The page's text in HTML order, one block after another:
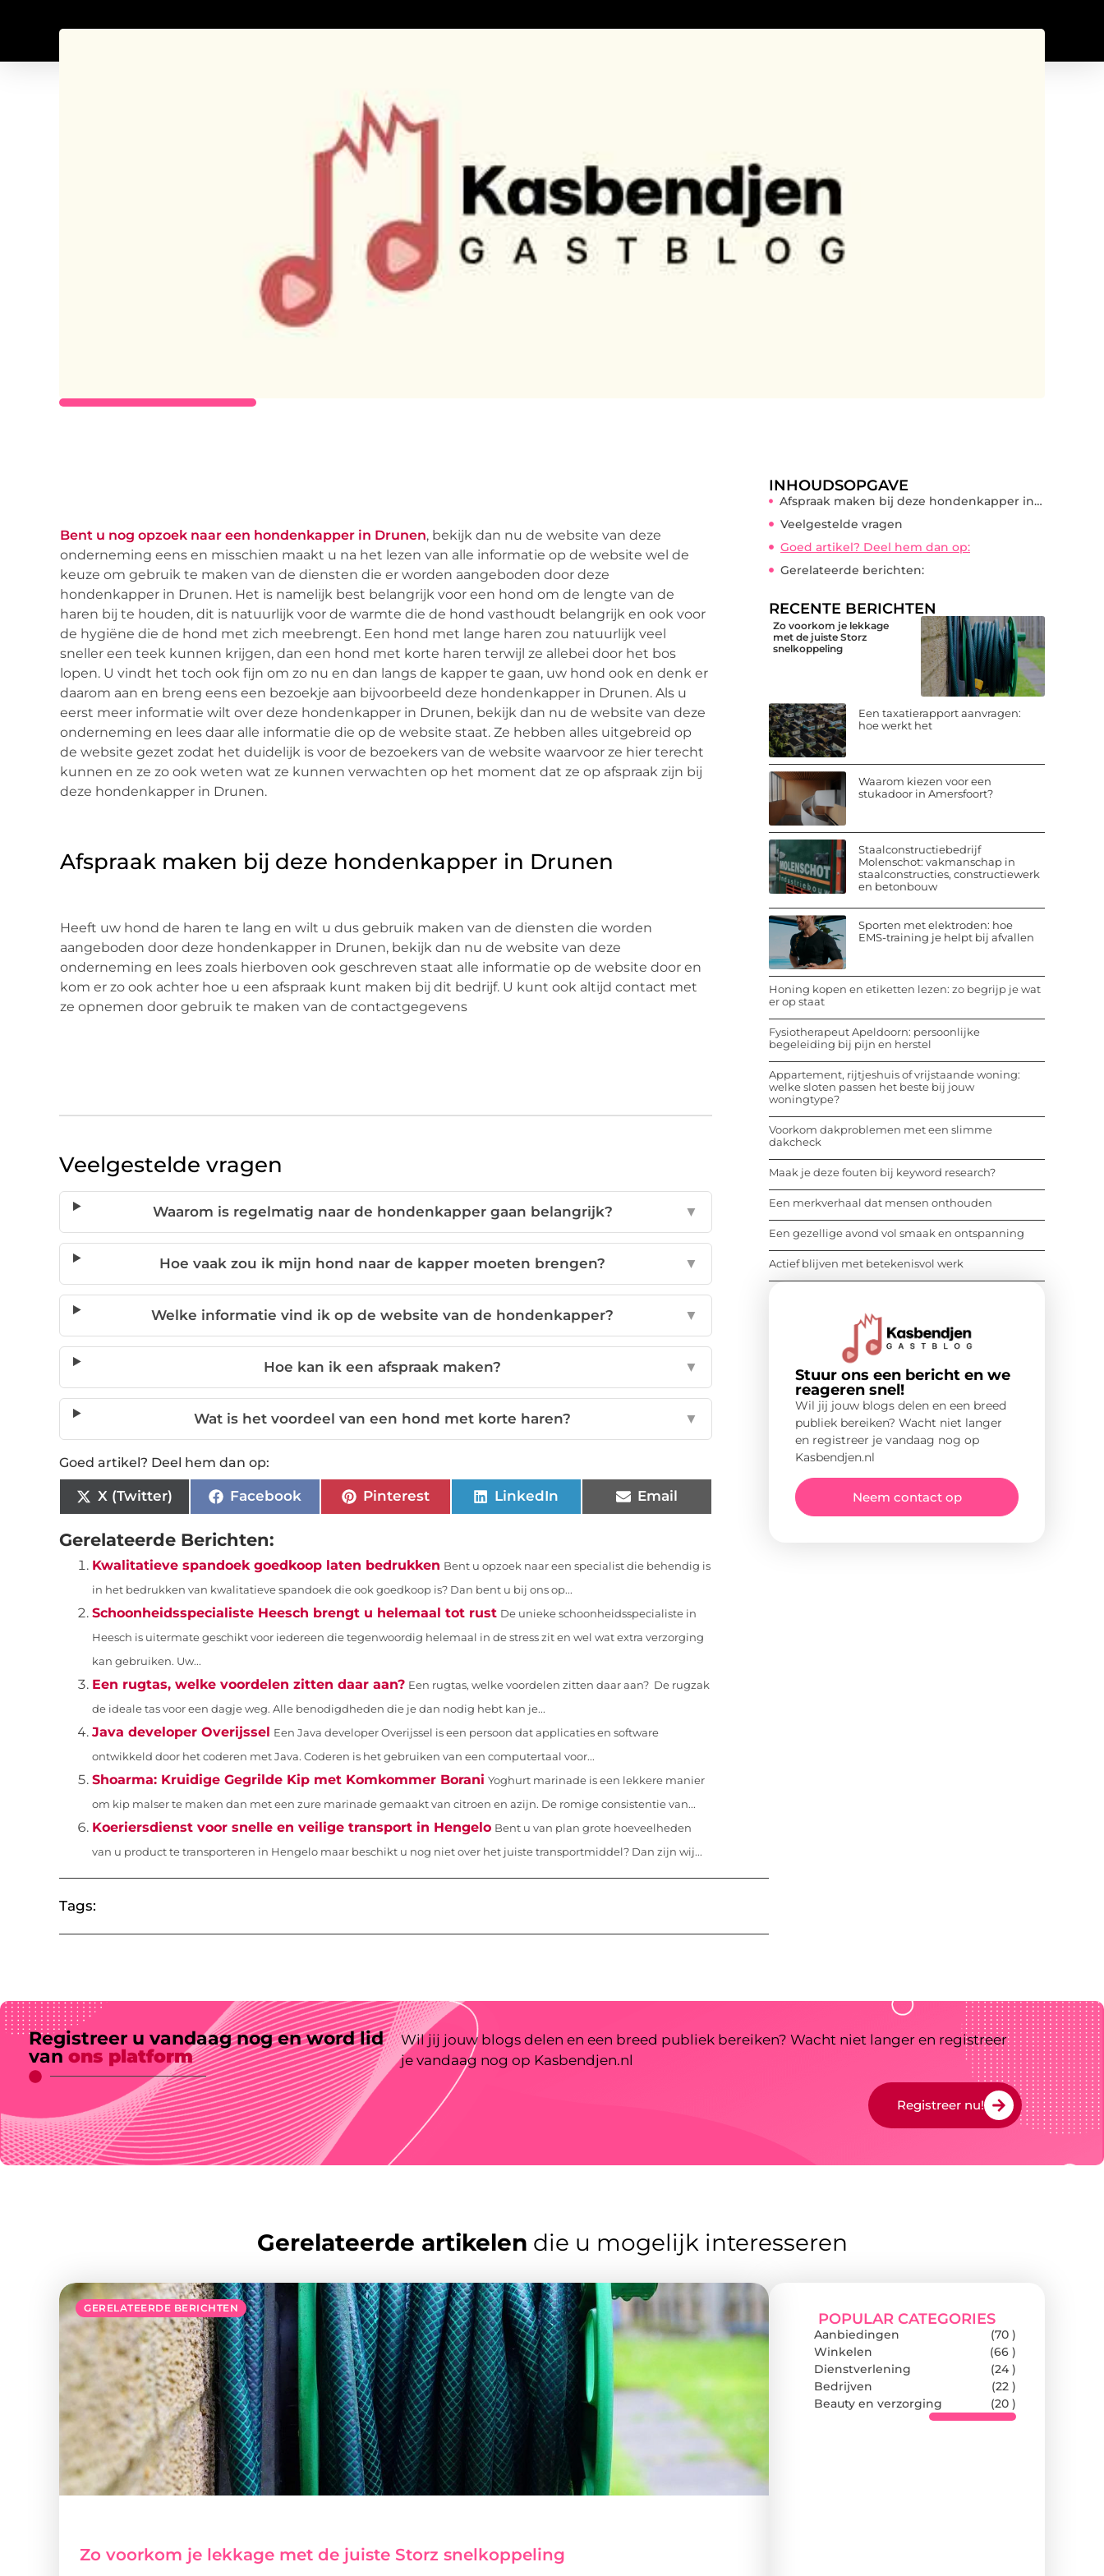
Bent u nog opzoek naar een hondenkapper in Drunen, bekijk dan nu de website van deze
onderneming eens en misschien maakt u na het lezen van alle informatie op de website wel de
keuze om gebruik te maken van de diensten die er worden aangeboden door deze
hondenkapper in Drunen. Het is namelijk best belangrijk voor een hond om de lengte van de
haren bij te houden, dit is natuurlijk voor de warmte die de hond vasthoudt belangrijk en ook voor
de hygiëne die de hond met zich meebrengt. Een hond met lange haren zou natuurlijk veel
sneller een teek kunnen krijgen, dan een hond met korte haren terwijl ze allebei door het bos
lopen. U vindt het toch ook fijn om zo nu en dan langs de kapper te gaan, uw hond ook en denk er
daarom aan en breng eens een bezoekje aan bijvoorbeeld deze hondenkapper in Drunen. Als u
eerst meer informatie wilt over deze hondenkapper in Drunen, bekijk dan nu de website van deze
onderneming en lees daar alle informatie die op de website staat. Ze hebben alles uitgebreid op
de website gezet zodat het duidelijk is voor de bezoekers van de website waarvoor ze hier terecht
kunnen en ze zo ook weten wat ze kunnen verwachten op het moment dat ze op afspraak zijn bij
deze hondenkapper in Drunen.
Afspraak maken bij deze hondenkapper in Drunen
Heeft uw hond de haren te lang en wilt u dus gebruik maken van de diensten die worden
aangeboden door deze hondenkapper in Drunen, bekijk dan nu de website van deze
onderneming en lees zoals hierboven ook geschreven staat alle informatie op de website door en
kom er zo ook achter hoe u een afspraak kunt maken bij dit bedrijf. U kunt ook altijd contact met
ze opnemen door gebruik te maken van de contactgegevens
Veelgestelde vragen
Waarom is regelmatig naar de hondenkapper gaan belangrijk? ▼
Hoe vaak zou ik mijn hond naar de kapper moeten brengen? ▼
Welke informatie vind ik op de website van de hondenkapper? ▼
Hoe kan ik een afspraak maken? ▼
Wat is het voordeel van een hond met korte haren? ▼
Goed artikel? Deel hem dan op:
X (Twitter) Facebook Pinterest LinkedIn Email
Gerelateerde Berichten:
Kwalitatieve spandoek goedkoop laten bedrukken Bent u opzoek naar een specialist die behendig is
in het bedrukken van kwalitatieve spandoek die ook goedkoop is? Dan bent u bij ons op...
Schoonheidsspecialiste Heesch brengt u helemaal tot rust De unieke schoonheidsspecialiste in
Heesch is uitermate geschikt voor iedereen die tegenwoordig helemaal in de stress zit en wel wat extra verzorging
kan gebruiken. Uw...
Een rugtas, welke voordelen zitten daar aan? Een rugtas, welke voordelen zitten daar aan? De rugzak
de ideale tas voor een dagje weg. Alle benodigdheden die je dan nodig hebt kan je...
Java developer Overijssel Een Java developer Overijssel is een persoon dat applicaties en software
ontwikkeld door het coderen met Java. Coderen is het gebruiken van een computertaal voor...
Shoarma: Kruidige Gegrilde Kip met Komkommer Borani Yoghurt marinade is een lekkere manier
om kip malser te maken dan met een zure marinade gemaakt van citroen en azijn. De romige consistentie van...
Koeriersdienst voor snelle en veilige transport in Hengelo Bent u van plan grote hoeveelheden
van u product te transporteren in Hengelo maar beschikt u nog niet over het juiste transportmiddel? Dan zijn wij...
Tags:
INHOUDSOPGAVE
Afspraak maken bij deze hondenkapper in Drunen
Veelgestelde vragen
Goed artikel? Deel hem dan op:
Gerelateerde berichten:
RECENTE BERICHTEN
Zo voorkom je lekkage
met de juiste Storz
snelkoppeling
Een taxatierapport aanvragen:
hoe werkt het
Waarom kiezen voor een
stukadoor in Amersfoort?
Staalconstructiebedrijf
Molenschot: vakmanschap in
staalconstructies, constructiewerk
en betonbouw
Sporten met elektroden: hoe
EMS-training je helpt bij afvallen
Honing kopen en etiketten lezen: zo begrijp je wat
er op staat
Fysiotherapeut Apeldoorn: persoonlijke
begeleiding bij pijn en herstel
Appartement, rijtjeshuis of vrijstaande woning:
welke sloten passen het beste bij jouw
woningtype?
Voorkom dakproblemen met een slimme
dakcheck
Maak je deze fouten bij keyword research?
Een merkverhaal dat mensen onthouden
Een gezellige avond vol smaak en ontspanning
Actief blijven met betekenisvol werk
Stuur ons een bericht en we
reageren snel!
Wil jij jouw blogs delen en een breed
publiek bereiken? Wacht niet langer
en registreer je vandaag nog op
Kasbendjen.nl
Neem contact op
Registreer u vandaag nog en word lid
van ons platform
Wil jij jouw blogs delen en een breed publiek bereiken? Wacht niet langer en registreer
je vandaag nog op Kasbendjen.nl
Registreer nu!
Gerelateerde artikelen die u mogelijk interesseren
GERELATEERDE BERICHTEN
Zo voorkom je lekkage met de juiste Storz snelkoppeling
POPULAR CATEGORIES
Aanbiedingen
(70 )
Winkelen
(66 )
Dienstverlening
(24 )
Bedrijven
(22 )
Beauty en verzorging
(20 )